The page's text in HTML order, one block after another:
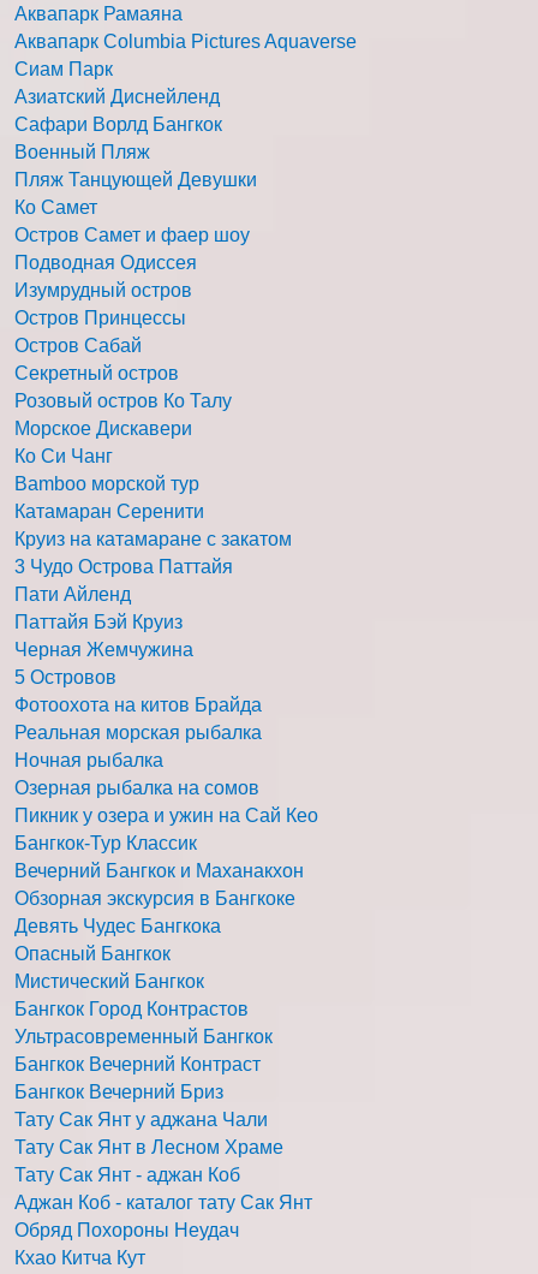
Аквапарк Рамаяна
Аквапарк Columbia Pictures Aquaverse
Сиам Парк
Азиатский Диснейленд
Сафари Ворлд Бангкок
Военный Пляж
Пляж Танцующей Девушки
Ко Самет
Остров Самет и фаер шоу
Подводная Одиссея
Изумрудный остров
Остров Принцессы
Остров Сабай
Секретный остров
Розовый остров Ко Талу
Морское Дискавери
Ко Си Чанг
Bamboo морской тур
Катамаран Серенити
Круиз на катамаране с закатом
3 Чудо Острова Паттайя
Пати Айленд
Паттайя Бэй Круиз
Черная Жемчужина
5 Островов
Фотоохота на китов Брайда
Реальная морская рыбалка
Ночная рыбалка
Озерная рыбалка на сомов
Пикник у озера и ужин на Сай Кео
Бангкок-Тур Классик
Вечерний Бангкок и Маханакхон
Обзорная экскурсия в Бангкоке
Девять Чудес Бангкока
Опасный Бангкок
Мистический Бангкок
Бангкок Город Контрастов
Ультрасовременный Бангкок
Бангкок Вечерний Контраст
Бангкок Вечерний Бриз
Тату Сак Янт у аджана Чали
Тату Сак Янт в Лесном Храме
Тату Сак Янт - аджан Коб
Аджан Коб - каталог тату Сак Янт
Обряд Похороны Неудач
Кхао Китча Кут